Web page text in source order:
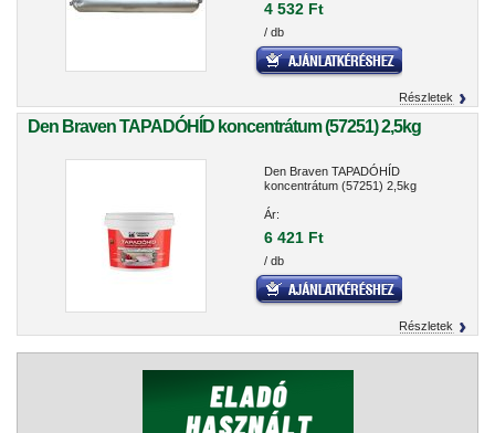
4 532 Ft
/ db
Részletek
Den Braven TAPADÓHÍD koncentrátum (57251) 2,5kg
Den Braven TAPADÓHÍD
koncentrátum (57251) 2,5kg
Ár:
6 421 Ft
/ db
Részletek